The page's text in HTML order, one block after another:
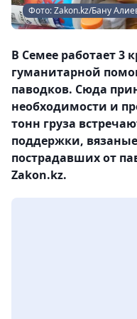
Фото: Zakon.kz/Бану
В Семее работает 3
гуманитарной
паводков. Сюда
необходимости и
тонн груза
поддержки,
пострадавших от
Zakon.kz.